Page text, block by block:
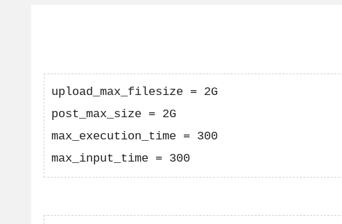
upload_max_filesize = 2G
post_max_size = 2G
max_execution_time = 300